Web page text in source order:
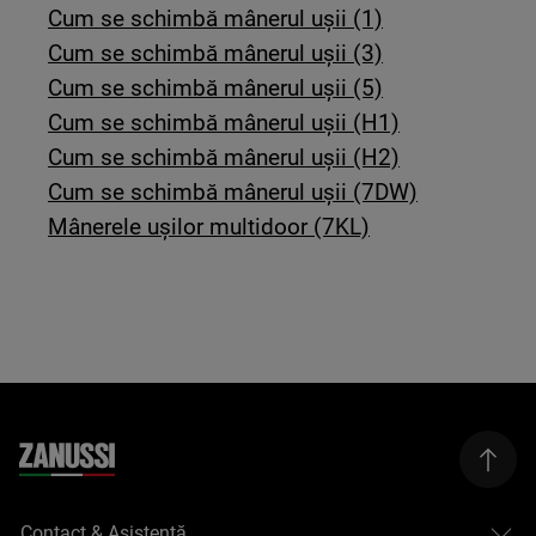
Cum se schimbă mânerul ușii (1)
Cum se schimbă mânerul ușii (3)
Cum se schimbă mânerul ușii (5)
Cum se schimbă mânerul ușii (H1)
Cum se schimbă mânerul ușii (H2)
Cum se schimbă mânerul ușii (7DW)
Mânerele ușilor multidoor (7KL)